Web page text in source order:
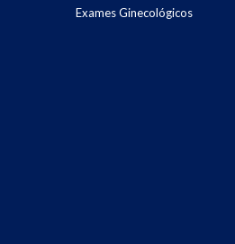
Exames Ginecológicos